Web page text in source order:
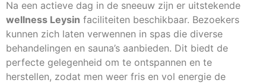
Na een actieve dag in de sneeuw zijn er uitstekende
wellness Leysin faciliteiten beschikbaar. Bezoekers
kunnen zich laten verwennen in spas die diverse
behandelingen en sauna’s aanbieden. Dit biedt de
perfecte gelegenheid om te ontspannen en te
herstellen, zodat men weer fris en vol energie de